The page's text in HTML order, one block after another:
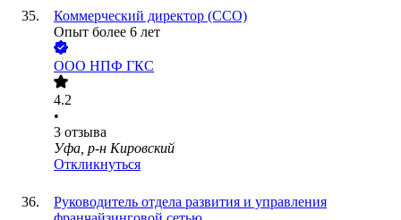
Коммерческий директор (CCO)
Опыт более 6 лет
ООО НПФ ГКС
4.2
•
3 отзыва
Уфа, р-н Кировский
Откликнуться
Руководитель отдела развития и управления